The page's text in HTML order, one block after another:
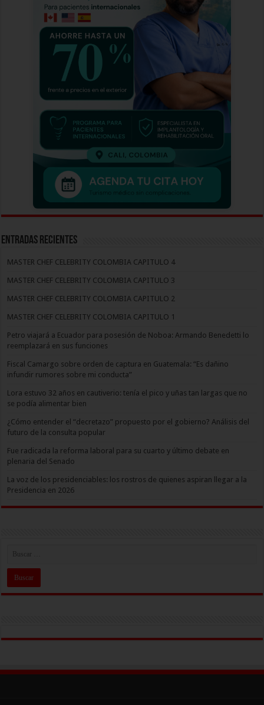
Entradas recientes
MASTER CHEF CELEBRITY COLOMBIA CAPITULO 4
MASTER CHEF CELEBRITY COLOMBIA CAPITULO 3
MASTER CHEF CELEBRITY COLOMBIA CAPITULO 2
MASTER CHEF CELEBRITY COLOMBIA CAPITULO 1
Petro viajará a Ecuador para posesión de Noboa: Armando Benedetti lo
reemplazará en sus funciones
Fiscal Camargo sobre orden de captura en Guatemala: “Es dañino
infundir rumores sobre mi conducta”
Lora estuvo 32 años en cautiverio: tenía el pico y uñas tan largas que no
se podía alimentar bien
¿Cómo entender el “decretazo” propuesto por el gobierno? Análisis del
futuro de la consulta popular
Fue radicada la reforma laboral para su cuarto y último debate en
plenaria del Senado
La voz de los presidenciables: los rostros de quienes aspiran llegar a la
Presidencia en 2026